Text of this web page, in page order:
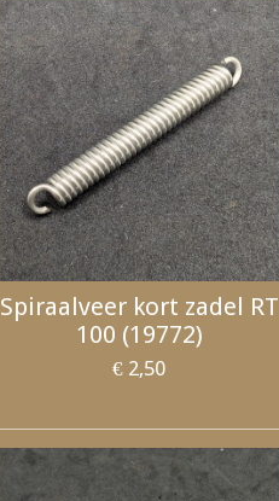
Spiraalveer kort zadel RT
100 (19772)
€ 2,50